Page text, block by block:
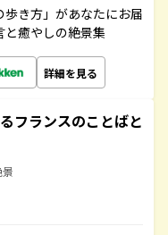
き方」があなたにお届
と癒やしの絶景集
詳細を見る
フランスのことばと